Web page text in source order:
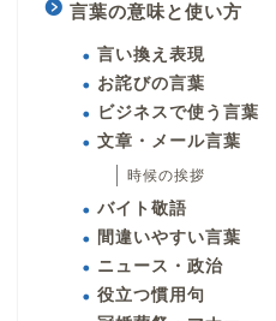
言葉の意味と使い方
言い換え表現
お詫びの言葉
ビジネスで使う言葉
文章・メール言葉
時候の挨拶
バイト敬語
間違いやすい言葉
ニュース・政治
役立つ慣用句